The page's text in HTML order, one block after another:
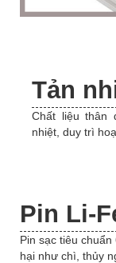
Tản
Chất liệu thân
nhiệt, duy trì
Pin Li-
Pin sạc tiêu
hại như chì, thủy